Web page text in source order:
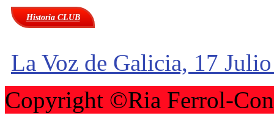
Historia CLUB
La Voz de Galicia, 17
Copyright ©Ria Ferrol-